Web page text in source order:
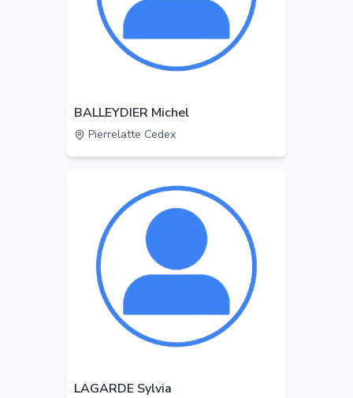
BALLEYDIER Michel
Pierrelatte Cedex
LAGARDE Sylvia